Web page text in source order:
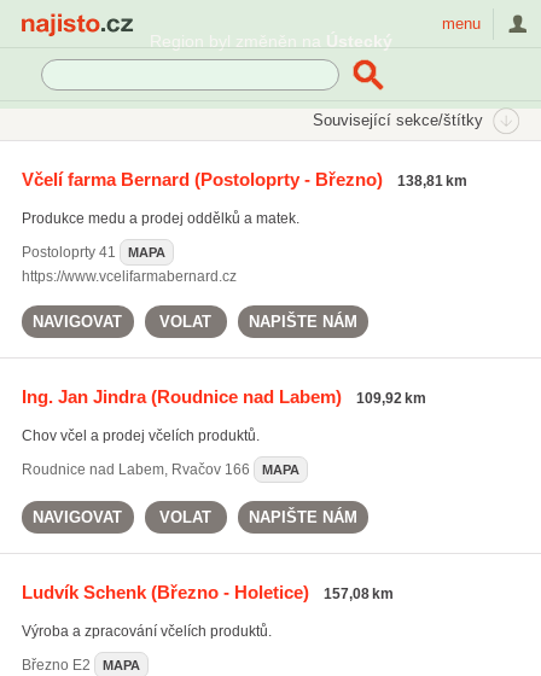
Region byl změněn na Ústecký
menu
Související sekce/štítky
Včelí farma Bernard(Postoloprty - Březno) 138,81 km
Produkce medu a prodej oddělků a matek.
Postoloprty41 MAPA
https://www.vcelifarmabernard.cz
NAVIGOVAT VOLAT NAPIŠTE NÁM
Ing. Jan Jindra(Roudnice nad Labem) 109,92 km
Chov včel a prodej včelích produktů.
Roudnice nad Labem, Rvačov 166 MAPA
NAVIGOVAT VOLAT NAPIŠTE NÁM
Ludvík Schenk(Březno - Holetice) 157,08 km
Výroba a zpracování včelích produktů.
Březno E2 MAPA